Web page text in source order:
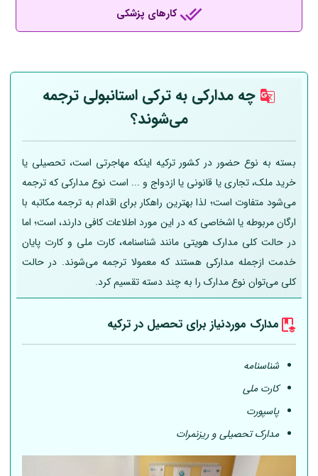
کارهای پزشکی
چه مدارکی به ترکی استانبولی ترجمه
می‌شوند؟
بسته به نوع حضور در کشور ترکیه اینکه مهاجرتی است، تحصیلی یا
خرید ملک، تجاری یا قانونی یا ازدواج و ... است نوع مدارکی که ترجمه
می‌شود متفاوت است؛ لذا بهترین راهکار برای اقدام به ترجمه مکاتبه با
ارگان مربوطه یا اشخاصی که در این مورد اطلاعات کافی دارند، است؛ اما
در حالت کلی مدارک هویتی مانند شناسنامه، کارت ملی و کارت پایان
خدمت ازجمله مدارکی هستند که معمولا ترجمه می‌شوند. در حالت
کلی می‌توان نوع مدارک را به چند دسته تقسیم کرد.
مدارک موردنیاز برای تحصیل در ترکیه
شناسنامه
کارت ملی
پاسپورت
مدارک تحصیلی و ریزنمرات